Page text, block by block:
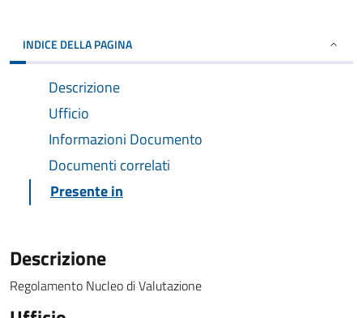
INDICE DELLA PAGINA
Descrizione
Ufficio
Informazioni Documento
Documenti correlati
Presente in
Descrizione
Regolamento Nucleo di Valutazione